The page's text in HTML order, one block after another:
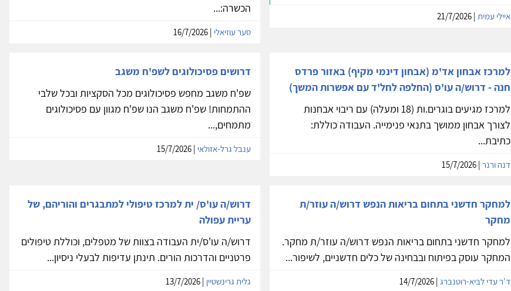
איילי עמית| 21/7/2026
הכשרה:...
סער עוזיאלי | 16/7/2026
למרכז אבחון אד'מ (אבחון דינמי מקיף) באזור פרדס
חנה - דרוש/ה עו'ס (החלפה לחל'ד עם אפשרות המשך)
למרכז מגיעים בוגרים.ות (18 ומעלה) עם ריבוי אבחנות
לצורך אבחון ממושך בתנאי פנימייה. העבודה כוללת:
כתיבת...
דנה ורנר| 15/7/2026
דרושים פסיכולוגים לשפ'ח משגב
שפ'ח משגב מחפש פסיכולוגים מכל הסקציות ובכל שלבי
ההתמחות! שפ'ח משגב הנו שפ'ח מגוון עם פסיכולוגים
מתמחים,...
ענבל גרל-אזולאי | 15/7/2026
למחקר חדשני בתחום בריאות הנפש דרוש/ה עוזר/ת
מחקר
למחקר חדשני בתחום בריאות הנפש דרוש/ה עוזר/ת מחקר.
המחקר עוסק בפיתוח ובבחינה של כלים חדשניים, לשיפור...
ד'ר עדי לביא-רוטנברג| 14/7/2026
דרוש/ה עו'ס/ ית למרכז טיפולי למתבגרים והוריהם, של
עריית עפולה
דרוש/ה עו'ס/ית העבודה בצוות של מטפלים, וכוללת טיפולים
פרטניים והדרכות הורים. תינתן עדיפות לבעלי ניסיון...
גלית גרינשטיין | 13/7/2026